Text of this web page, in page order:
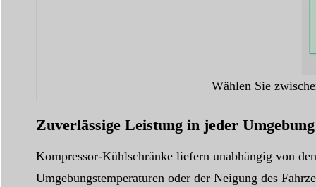
Wählen Sie
Zuverlässige Leistung in jeder Umgebung
Kompressor-Kühlschränke liefern unabhängig von
Umgebungstemperaturen oder der Neigung des